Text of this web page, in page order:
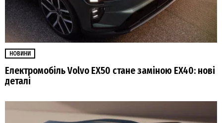
НОВИНИ
Електромобіль Volvo EX50 стане заміною EX40: нові
деталі